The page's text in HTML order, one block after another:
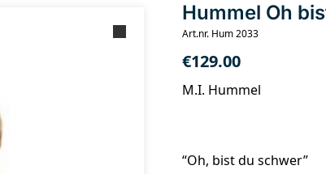
Hummel Oh
Art.nr. Hum 2033
€129.00
M.I. Hummel
“Oh, bist du schwer”